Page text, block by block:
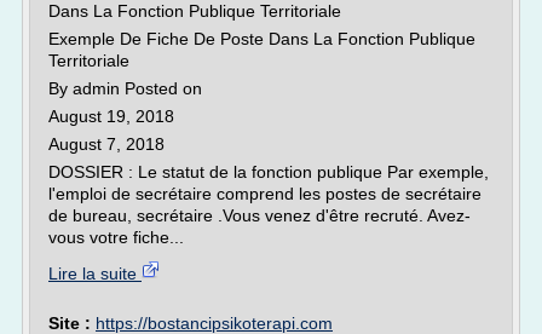
Dans La Fonction Publique Territoriale
Exemple De Fiche De Poste Dans La Fonction Publique
Territoriale
By admin Posted on
August 19, 2018
August 7, 2018
DOSSIER : Le statut de la fonction publique Par exemple,
l'emploi de secrétaire comprend les postes de secrétaire
de bureau, secrétaire .Vous venez d'être recruté. Avez-
vous votre fiche...
Lire la suite
Site : https://bostancipsikoterapi.com